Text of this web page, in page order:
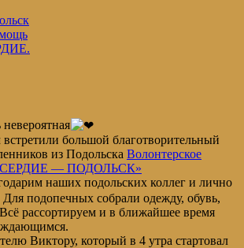
.
невероятная
большой благотворительный
из Подольска Волонтерское
— ПОДОЛЬСК»
наших подольских коллег и лично
подопечных собрали одежду, обувь,
рассортируем и в ближайшее время
Виктору, который в 4 утра стартовал